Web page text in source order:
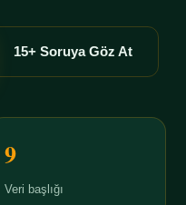
15+ Soruya Göz At
9
Veri başlığı